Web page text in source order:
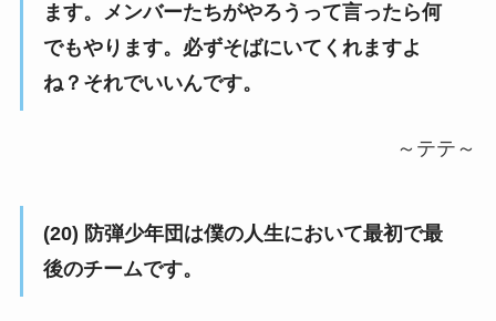
ます。メンバーたちがやろうって言ったら何
でもやります。必ずそばにいてくれますよ
ね？それでいいんです。
～テテ～
(20) 防弾少年団は僕の人生において最初で最
後のチームです。